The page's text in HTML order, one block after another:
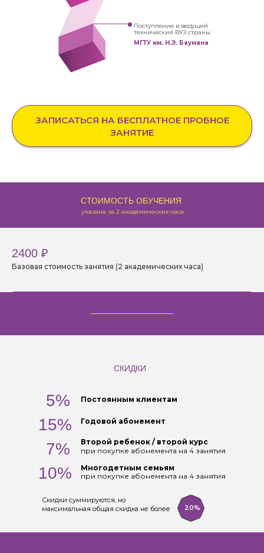
Поступление в ведущий
технический ВУЗ страны
МГТУ им. Н.Э. Баумана
ЗАПИСАТЬСЯ НА БЕСПЛАТНОЕ ПРОБНОЕ
ЗАНЯТИЕ
указана за 2 академических часа
СТОИМОСТЬ ОБУЧЕНИЯ
2400 ₽
Базовая стоимость занятия (2 академических часа)
СКИДКИ
Скидки суммируются, но
максимальная общая скидка не более
при покупке абонемента на 4 занятия
при покупке абонемента на 4 занятия
Многодетным семьям
Второй ребенок / второй курс
10%
7%
Годовой абонемент
15%
Постоянным клиентам
5%
20%